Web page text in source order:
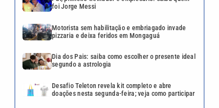
foi Jorge Messi
Motorista sem habilitação e embriagado invade
pizzaria e deixa feridos em Mongaguá
Dia dos Pais: saiba como escolher o presente ideal
segundo a astrologia
Desafio Teleton revela kit completo e abre
doações nesta segunda-feira; veja como participar